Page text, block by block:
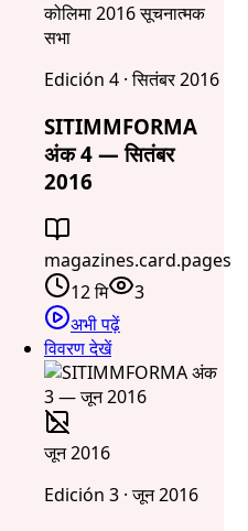
कोलिमा 2016 सूचनात्मक
सभा
Edición 4 · सितंबर 2016
SITIMMFORMA
अंक 4 — सितंबर
2016
magazines.card.pages
12 मि
3
अभी पढ़ें
विवरण देखें
जून 2016
Edición 3 · जून 2016